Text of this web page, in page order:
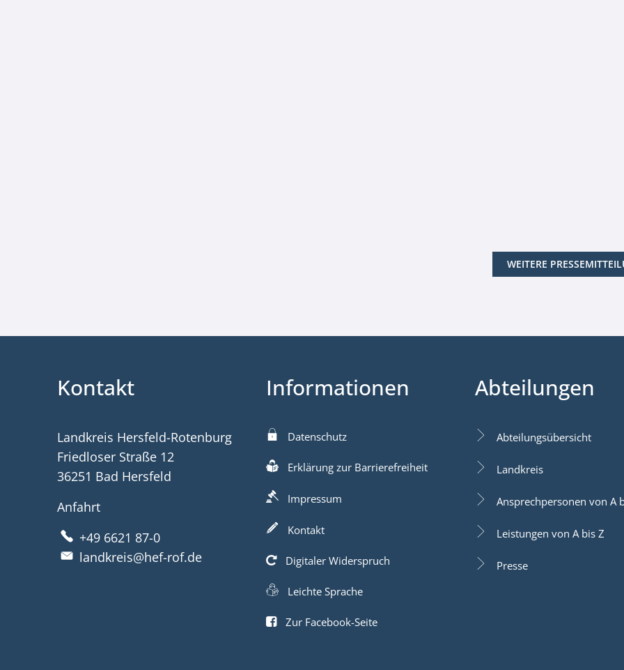
WEITERE
Kontakt
Landkreis Hersfeld-Rotenburg
Friedloser Straße 12
36251 Bad Hersfeld
Anfahrt
+49 6621 87-0
landkreis@hef-rof.de
Informationen
Datenschutz
Erklärung zur Barrierefreiheit
Impressum
Kontakt
Digitaler Widerspruch
Leichte Sprache
Zur Facebook-Seite
Abteilungen
Abteilungsübersicht
Landkreis
Ansprechpersonen von A
Leistungen von A bis Z
Presse